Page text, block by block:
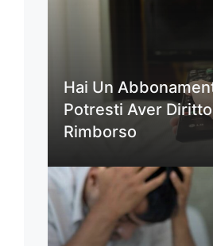
Hai Un
Potresti Aver
Rimborso